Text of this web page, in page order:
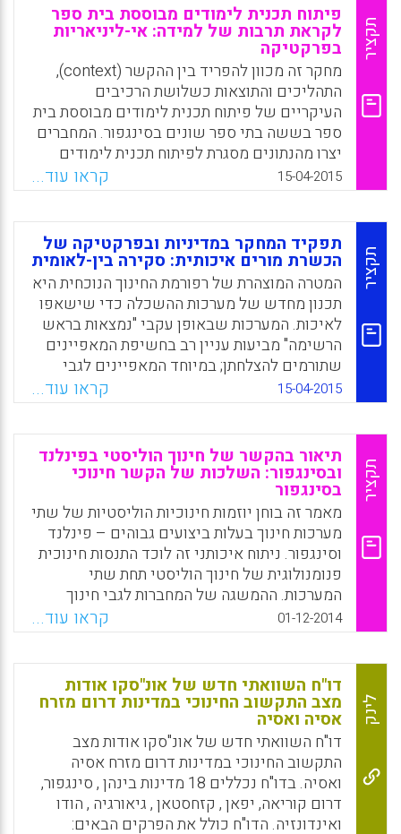
WhatsApp
Facebook
Email
X תקציר
פיתוח תכנית לימודים מבוססת בית ספר
לקראת תרבות של למידה: אי-ליניאריות
בפרקטיקה
מחקר זה מכוון להפריד בין ההקשר (context),
התהליכים והתוצאות כשלושת הרכיבים
העיקריים של פיתוח תכנית לימודים מבוססת בית
ספר בששה בתי ספר שונים בסינגפור. המחברים
יצרו מהנתונים מסגרת לפיתוח תכנית לימודים
מבוססת בית ספר המורכבת מחמישה נושאים
שהתרכזו ב"תרבות של למידה". מסגרת זו מספקת
ראייה חלופית להמשגה המסורתית של פיתוח
תכנית לימודים מבוססת בית ספר על ידי הדגשה
של הקשרים הלא-ליניאריים בין שלושת
המרכיבים הללו (Chen, Der-Thanq; Wang, Li-
Yi; Neo, Wei-Leng, 2015).
WhatsApp
Facebook
Email
X
15-04-2015 קראו עוד...
תקציר
תפקיד המחקר במדיניות ובפרקטיקה של
הכשרת מורים איכותית: סקירה בין-לאומית
המטרה המוצהרת של רפורמת החינוך הנוכחית היא
תכנון מחדש של מערכות ההשכלה כדי שישאפו
לאיכות. המערכות שבאופן עקבי "נמצאות בראש
הרשימה" מביעות עניין רב בחשיפת המאפיינים
שתורמים להצלחתן; במיוחד המאפיינים לגבי
ההכנה של המורים לעתיד. המחקר לגבי
התהליכים להבטחת האיכות של הכשרת המורים
החל לספק ראיות לכך שהמאפיינים המשותפים
שאותם חלקו המערכות המוצלחות כוללים תכנון
של התכניות להכשרת מורים סביב קריטריונים
שנקבעו על ידי הדרישות להסמכה, בחלקם משום
שהם מכוונים לסייע לעיצוב הגישה והכוונות של
התכניות, מערך תכנית הלימודים והתוצאות (Tatto,
Maria Teresa, 2015).
WhatsApp
Facebook
Email
X
15-04-2015 קראו עוד...
תקציר
תיאור בהקשר של חינוך הוליסטי בפינלנד
ובסינגפור: השלכות של הקשר חינוכי
בסינגפור
מאמר זה בוחן יוזמות חינוכיות הוליסטיות של שתי
מערכות חינוך בעלות ביצועים גבוהים – פינלנד
וסינגפור. ניתוח איכותני זה לוכד התנסות חינוכית
פנומנולוגית של חינוך הוליסטי תחת שתי
המערכות. ההמשגה של המחברות לגבי חינוך
הוליסטי מתמקדת בשני ממדים עיקריים: למידה
הגורמת לשינוי ומעורבות של הקהילה. סימנים
ללמידה הגורמת לשינוי נצפו באמצעות פעילויות
משחק (לא)מובנות שהתלמידים מעורבים בהן.
לגבי המעורבות של הקהילה, המחברות בחנו את
הציוויים התומכים ביוזמות של מעורבות הקהילה
אשר התלמידים נחשפו אליהן ( Lee, Daphnee;
Hong, Helen; Niemi, Hannele, 2014).
WhatsApp
Facebook
Email
X
01-12-2014 קראו עוד...
לינק
דו"ח השוואתי חדש של אונ"סקו אודות
מצב התקשוב החינוכי במדינות דרום מזרח
אסיה ואסיה
דו"ח השוואתי חדש של אונ"סקו אודות מצב
התקשוב החינוכי במדינות דרום מזרח אסיה
ואסיה. בדו"ח נכללים 18 מדינות בינהן , סינגפור,
דרום קוריאה, יפאן , קזחסטאן , גיאורגיה , הודו
ואינדונזיה. הדו"ח כולל את הפרקים הבאים: